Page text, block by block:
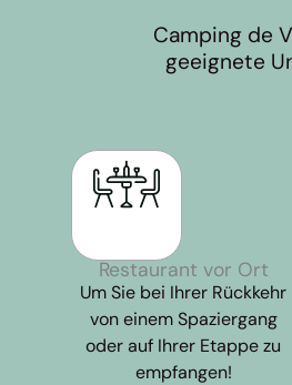
Camping de
geeignete
Restaurant vor Ort
Um Sie bei Ihrer Rückkehr
von einem Spaziergang
oder auf Ihrer Etappe zu
empfangen!